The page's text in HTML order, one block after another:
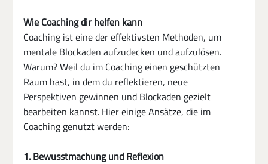
Wie Coaching dir helfen kann
Coaching ist eine der effektivsten Methoden, um
mentale Blockaden aufzudecken und aufzulösen.
Warum? Weil du im Coaching einen geschützten
Raum hast, in dem du reflektieren, neue
Perspektiven gewinnen und Blockaden gezielt
bearbeiten kannst. Hier einige Ansätze, die im
Coaching genutzt werden:
1. Bewusstmachung und Reflexion